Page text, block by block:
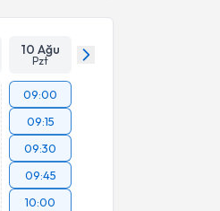
10 Ağu
Pzt
09:00
09:15
09:30
09:45
10:00